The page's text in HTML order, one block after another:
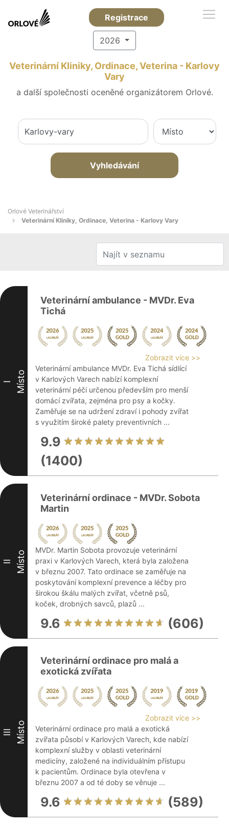
Registrace
2026
Veterinární Kliniky, Ordinace, Veterina - Karlovy
Vary
a další společnosti oceněné organizátorem Orlové.
Vyhledávání
Orlové Veterinářství
Veterinární Kliniky, Ordinace, Veterina - Karlovy Vary
I Místo
Veterinární ambulance - MVDr. Eva
Tichá
Zobrazit více >>
Veterinární ambulance MVDr. Eva Tichá sídlící
v Karlových Varech nabízí komplexní
veterinární péči určenou především pro menší
domácí zvířata, zejména pro psy a kočky.
Zaměřuje se na udržení zdraví i pohody zvířat
s využitím široké palety preventivních ...
9.9
(1400)
II Místo
Veterinární ordinace - MVDr. Sobota
Martin
MVDr. Martin Sobota provozuje veterinární
praxi v Karlových Varech, která byla založena
v březnu 2007. Tato ordinace se zaměřuje na
poskytování komplexní prevence a léčby pro
širokou škálu malých zvířat, včetně psů,
koček, drobných savců, plazů ...
9.6 (606)
III Místo
Veterinární ordinace pro malá a
exotická zvířata
Zobrazit více >>
Veterinární ordinace pro malá a exotická
zvířata působí v Karlových Varech, kde nabízí
komplexní služby v oblasti veterinární
medicíny, založené na individuálním přístupu
k pacientům. Ordinace byla otevřena v
březnu 2007 a od té doby se věnuje ...
9.6 (589)